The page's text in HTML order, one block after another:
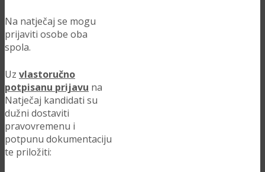
Na natječaj se mogu
prijaviti osobe oba
spola.
Uz vlastoručno
potpisanu prijavu na
Natječaj kandidati su
dužni dostaviti
pravovremenu i
potpunu dokumentaciju
te priložiti: